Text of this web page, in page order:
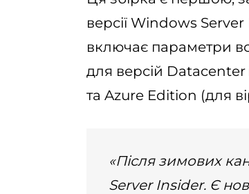
версії Windows
включає параметри
для версій
та Azure Edition (для
«Після зимових
Server Insider. Є